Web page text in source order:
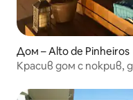
Дом – Alto de Pinheiros
Красив дом с покрив,